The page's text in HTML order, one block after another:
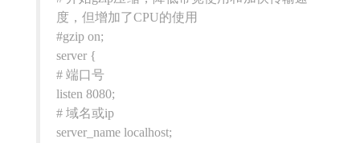
度，但增加了CPU的使用
#gzip on;
server {
# 端口号
listen 8080;
# 域名或ip
server_name localhost;